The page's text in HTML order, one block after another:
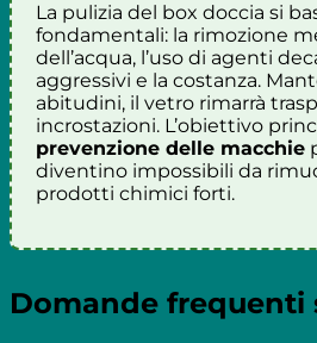
La pulizia del box doccia si
fondamentali: la rimozione
dell’acqua, l’uso di agenti
aggressivi e la costanza.
abitudini, il vetro rimarrà
incrostazioni. L’obiettivo
prevenzione delle macchie
diventino impossibili da
prodotti chimici forti.
Domande frequenti